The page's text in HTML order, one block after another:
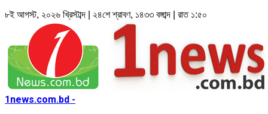
৮ই আগস্ট, ২০২৬ খ্রিস্টাব্দ | ২৪শে শ্রাবণ, ১৪৩৩ বঙ্গাব্দ | রাত ১:৫০
1news.com.bd -